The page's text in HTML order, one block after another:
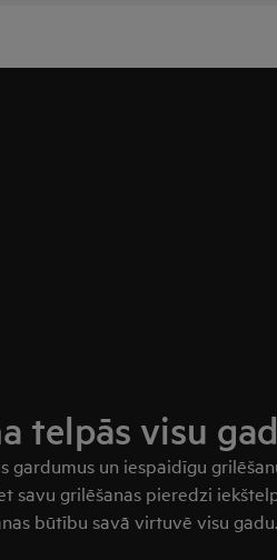
telpās visu
gardumus un iespaidīgu
savu grilēšanas pieredzi
būtību savā virtuvē visu gadu.